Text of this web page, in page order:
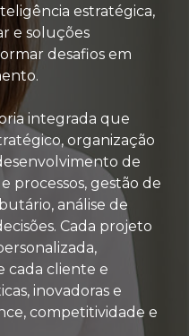
estratégica,
e soluções
desafios em
integrada que
organização
de
processos, gestão de
análise de
Cada projeto
cada cliente e
inovadoras e
competitividade e